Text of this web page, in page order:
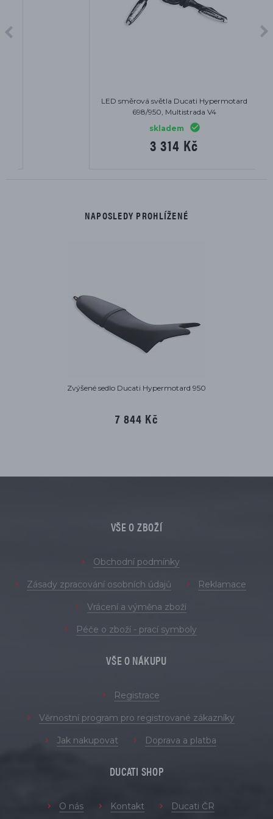
LED směrová světla Ducati Hypermotard
698/950, Multistrada V4
3 314 Kč
NAPOSLEDY PROHLÍŽENÉ
Zvýšené sedlo Ducati Hypermotard 950
7 844 Kč
VŠE O ZBOŽÍ
Obchodní podmínky
Zásady zpracování osobních údajů Reklamace
Vrácení a výměna zboží
Péče o zboží - prací symboly
VŠE O NÁKUPU
Registrace
Věrnostní program pro registrované zákazníky
Jak nakupovat Doprava a platba
DUCATI SHOP
O nás Kontakt Ducati ČR